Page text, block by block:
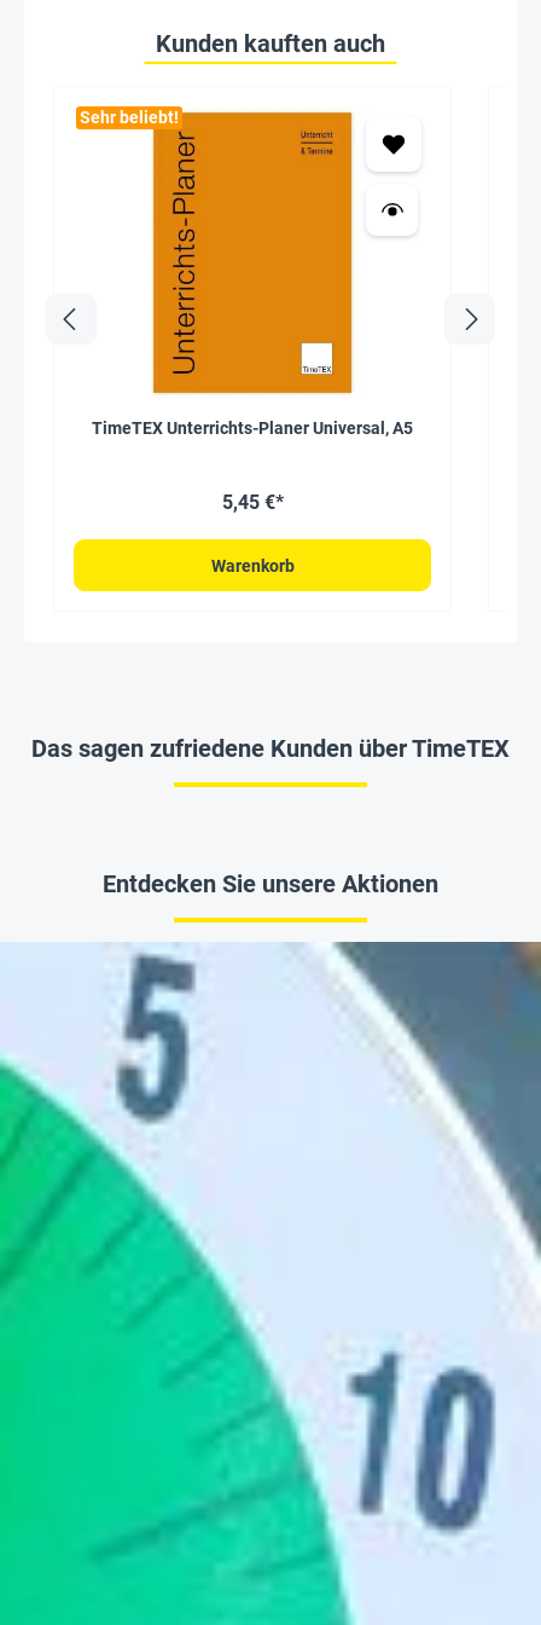
Kunden kauften auch
Sehr beliebt!
TimeTEX Unterrichts-Planer Universal, A5
5,45 €*
Warenkorb
Das sagen zufriedene Kunden über TimeTEX
Entdecken Sie unsere Aktionen